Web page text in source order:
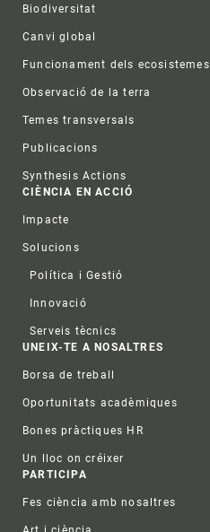
Biodiversitat
Canvi global
Funcionament dels ecosistemes
Observació de la terra
Temes transversals
Publicacions
Synthesis Actions
CIÈNCIA EN ACCIÓ
Impacte
Solucions
Política i Gestió
Innovació
Serveis tècnics
UNEIX-TE A NOSALTRES
Borsa de treball
Oportunitats acadèmiques
Bones pràctiques HR
Un lloc on créixer
PARTICIPA
Fes ciència amb nosaltres